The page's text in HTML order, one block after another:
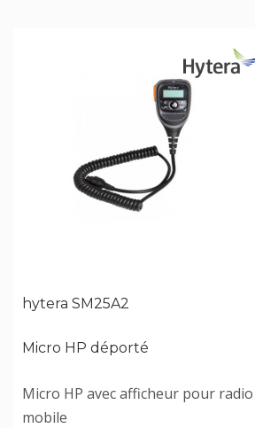
hytera SM25A2
Micro HP déporté
Micro HP avec afficheur pour radio
mobile